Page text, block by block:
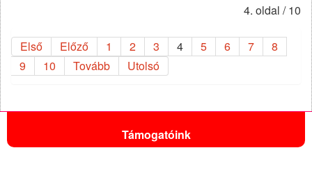
4. oldal / 10
Első Előző 1 2 3 4 5 6 7
8
9
10 Tovább Utolsó
Támogatóink